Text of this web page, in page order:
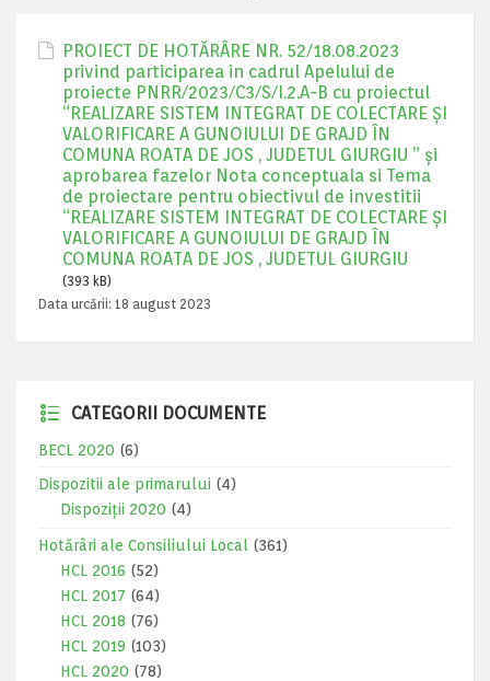
PROIECT DE HOTĂRÂRE NR. 52/18.08.2023
privind participarea in cadrul Apelului de
proiecte PNRR/2023/C3/S/I.2.A-B cu proiectul
“REALIZARE SISTEM INTEGRAT DE COLECTARE ȘI
VALORIFICARE A GUNOIULUI DE GRAJD ÎN
COMUNA ROATA DE JOS , JUDETUL GIURGIU ” și
aprobarea fazelor Nota conceptuala si Tema
de proiectare pentru obiectivul de investitii
“REALIZARE SISTEM INTEGRAT DE COLECTARE ȘI
VALORIFICARE A GUNOIULUI DE GRAJD ÎN
COMUNA ROATA DE JOS , JUDETUL GIURGIU
(393 kB)
Data urcării: 18 august 2023
CATEGORII DOCUMENTE
BECL 2020 (6)
Dispozitii ale primarului (4)
Dispoziții 2020 (4)
Hotărâri ale Consiliului Local
(361)
HCL 2016 (52)
HCL 2017 (64)
HCL 2018 (76)
HCL 2019 (103)
HCL 2020 (78)